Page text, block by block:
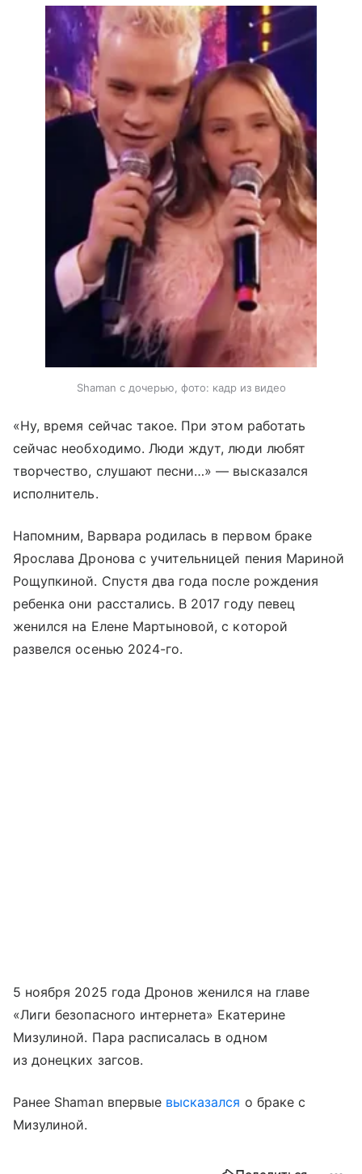
Shaman с дочерью, фото: кадр из видео
«Ну, время сейчас такое. При этом работать
сейчас необходимо. Люди ждут, люди любят
творчество, слушают песни…» — высказался
исполнитель.
Напомним, Варвара родилась в первом браке
Ярослава Дронова с учительницей пения Мариной
Рощупкиной. Спустя два года после рождения
ребенка они расстались. В 2017 году певец
женился на Елене Мартыновой, с которой
развелся осенью 2024-го.
5 ноября 2025 года Дронов женился на главе
«Лиги безопасного интернета» Екатерине
Мизулиной. Пара расписалась в одном
из донецких загсов.
Ранее Shaman впервые высказался о браке с
Мизулиной.